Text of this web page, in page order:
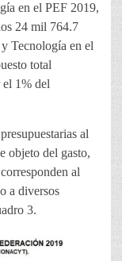
en el PEF 2019,
24 mil 764.7
Tecnología en el
total
el 1% del
al
objeto del gasto,
al
a diversos
3.